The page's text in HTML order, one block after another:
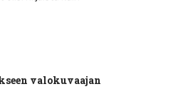
valokuvaajan